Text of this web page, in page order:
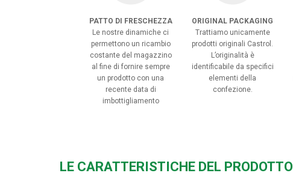
PATTO DI FRESCHEZZA
Le nostre dinamiche ci
permettono un ricambio
costante del magazzino
al fine di fornire sempre
un prodotto con una
recente data di
imbottigliamento
ORIGINAL PACKAGING
Trattiamo unicamente
prodotti originali Castrol.
L’originalità è
identificabile da specifici
elementi della
confezione.
LE CARATTERISTICHE DEL PRODOTTO